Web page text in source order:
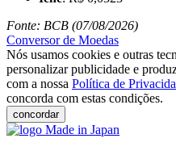
Fonte: BCB (07/08/2026)
Conversor de Moedas
Nós usamos cookies e outras
personalizar publicidade e
com a nossa Política de
concorda com estas condições.
concordar